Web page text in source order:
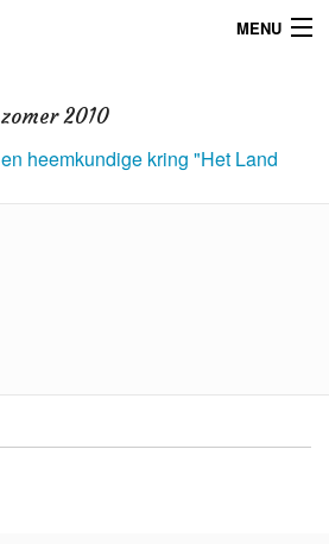
MENU
2010
heemkundige kring "Het Land